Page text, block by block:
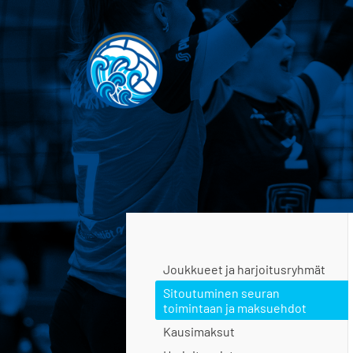
Siirry
sisältöön
JOEN JUJU
Joukkueet ja harjoitusryhmät
Sitoutuminen seuran
toimintaan ja maksuehdot
Kausimaksut